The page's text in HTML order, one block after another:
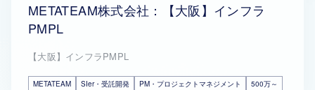
METATEAM株式会社：【大阪】インフラ
PMPL
【大阪】インフラPMPL
METATEAM SIer・受託開発 PM・プロジェクトマネジメント 500万～